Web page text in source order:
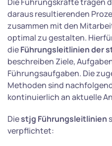
daraus resultierenden
zusammen mit den
optimal zu gestalten.
dieFührungsleitlinien der
beschreiben Ziele,
Führungsaufgaben. Die
Methoden sind
kontinuierlich an aktuelle
Diestjg Führungsleitlinien
verpflichtet: